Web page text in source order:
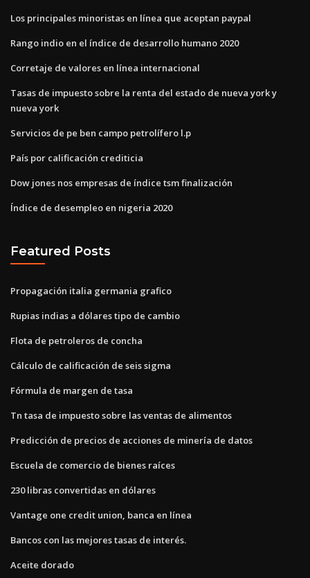
Los principales minoristas en línea que aceptan paypal
Rango indio en el índice de desarrollo humano 2020
Corretaje de valores en línea internacional
Tasas de impuesto sobre la renta del estado de nueva york y
nueva york
Servicios de pe ben campo petrolífero l.p
País por calificación crediticia
Dow jones nos empresas de índice tsm finalización
Índice de desempleo en nigeria 2020
Featured Posts
Propagación italia germania grafico
Rupias indias a dólares tipo de cambio
Flota de petroleros de concha
Cálculo de calificación de seis sigma
Fórmula de margen de tasa
Tn tasa de impuesto sobre las ventas de alimentos
Predicción de precios de acciones de minería de datos
Escuela de comercio de bienes raíces
230 libras convertidas en dólares
Vantage one credit union, banca en línea
Bancos con las mejores tasas de interés.
Aceite dorado